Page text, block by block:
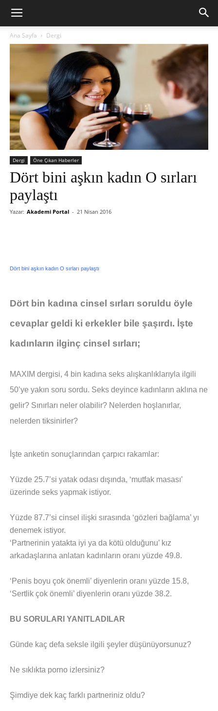
Ana Sayfa Dergi
Dergi Öne Çıkan Haberler
Dört bini aşkın kadın O sırları
paylaştı
Yazar: Akademi Portal - 21 Nisan 2016
Dört bini aşkın kadın O sırları paylaştı
Dört bin kadına cinsel sırları soruldu öyle
cevaplar geldi ki erkekler bile şaşırdı. İşte
kadınların ilginç cinsel sırları;
MAXIM dergisi, 4 bin kadına seks alışkanlıklarıyla ilgili
50’ye yakın soru sordu. Seks deyince kadınların aklına ne
gelir? Sınırları neler olabilir? Nelerden hoşlanırlar,
nelerden tiksinirler?
İşte anketin sonuçlarından çarpıcı rakamlar:
Yüzde 25.7’si yatak odası dışında, ‘mutfak masası’
üzerinde seks yapmak istiyor.
Yüzde 87.7’si cinsel ilişki sırasında ‘gözleri bağlama’ yı
denemek istiyor.
‘Partnerinin yatakta iyi ya da kötü olduğunu’ kız
arkadaşlarına anlatan kadınların oranı yüzde 49.8.
‘Penis boyu çok önemli’ diyenlerin oranı yüzde 15.8,
‘Sertlik çok önemli’ diyenlerin oranı yüzde 38.2.
BU SORULARI YANITLADILAR
Günde kaç defa seksle ilgili şeyler düşünüyorsunuz?
Ne sıklıkta porno izlersiniz?
Şimdiye dek kaç farklı partneriniz oldu?